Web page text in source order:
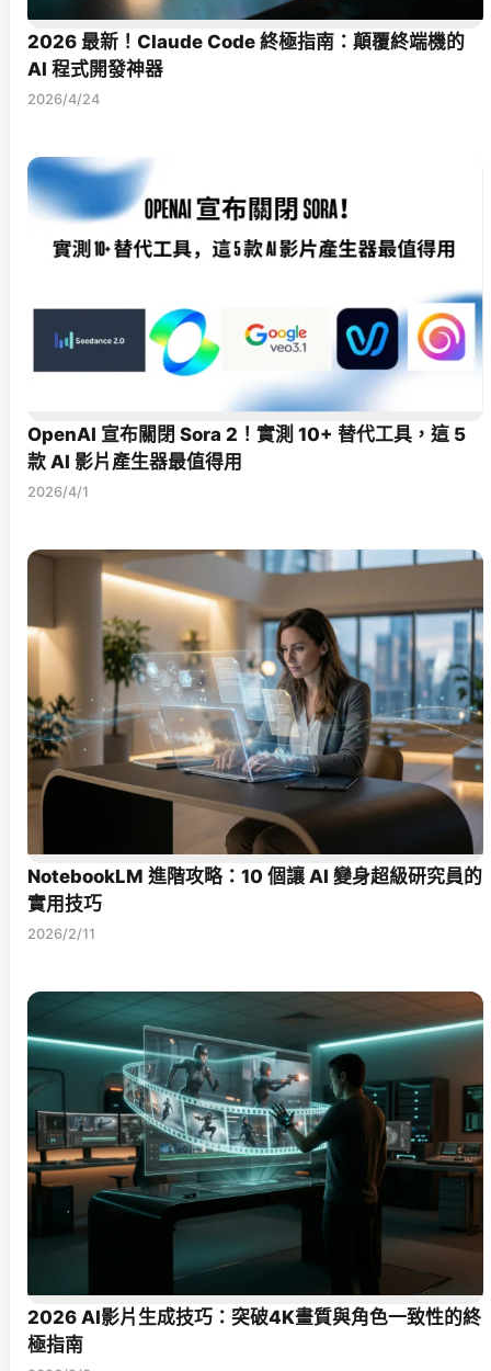
2026 最新！Claude Code 終極指南：顛覆終端機的
AI 程式開發神器
2026/4/24
OpenAI 宣布關閉 Sora 2！實測 10+ 替代工具，這 5
款 AI 影片產生器最值得用
2026/4/1
NotebookLM 進階攻略：10 個讓 AI 變身超級研究員的
實用技巧
2026/2/11
2026 AI影片生成技巧：突破4K畫質與角色一致性的終
極指南